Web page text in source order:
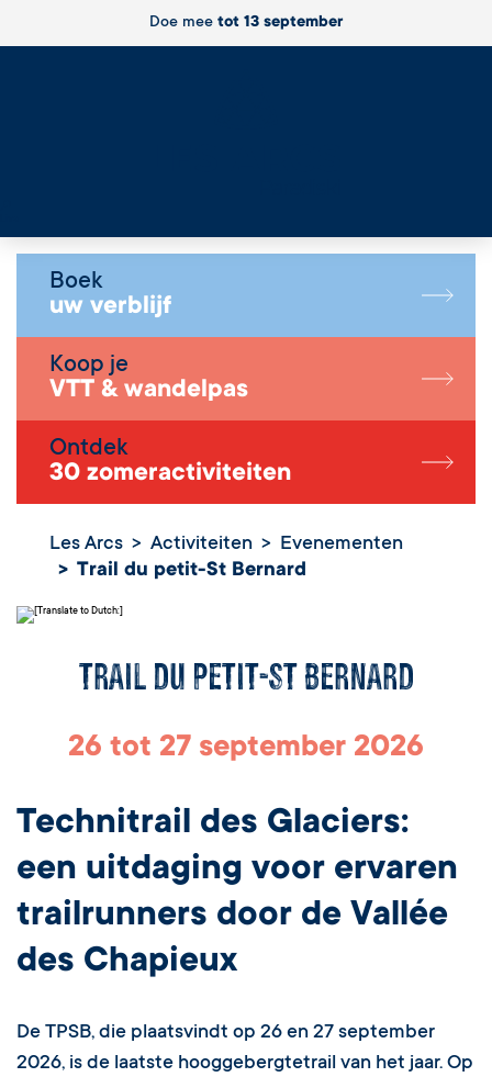
Doe mee tot 13 september
Boek
uw verblijf
Koop je
VTT & wandelpas
Ontdek
30 zomeractiviteiten
Les Arcs Activiteiten
Evenementen
Trail du petit-St Bernard
Trail du petit-St Bernard
26 tot 27 september 2026
Technitrail des Glaciers:
een uitdaging voor ervaren
trailrunners door de Vallée
des Chapieux
De TPSB, die plaatsvindt op 26 en 27 september
2026, is de laatste hooggebergtetrail van het jaar. Op